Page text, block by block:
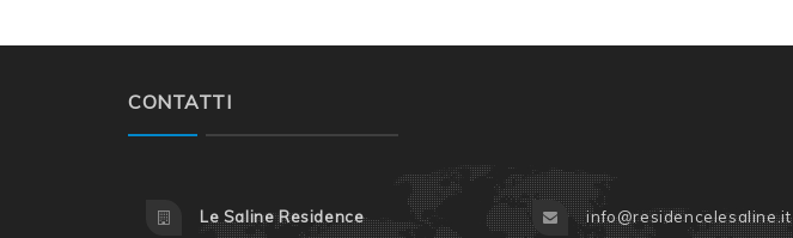
CONTATTI
Le Saline Residence info@residencelesaline.it